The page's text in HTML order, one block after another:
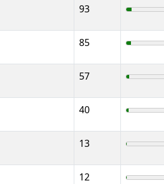
93
85
57
40
13
12